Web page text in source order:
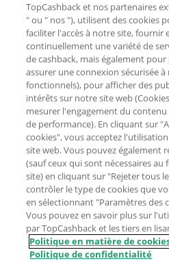
TopCashback et nos partenaires
" ou " nos "), utilisent des cookies
faciliter l'accès à notre site, fournir
continuellement une variété de
de cashback, mais également
assurer une connexion sécurisée
fonctionnels), pour afficher des
intérêts sur notre site web
mesurer l'engagement du
de performance). En cliquant sur
cookies", vous acceptez
site web. Vous pouvez également
(sauf ceux qui sont nécessaires
site) en cliquant sur "Rejeter tous
contrôler le type de cookies que
en sélectionnant "Paramètres des
Vous pouvez en savoir plus sur
par TopCashback et les tiers en
Politique en matière de
Politique de confidentialité